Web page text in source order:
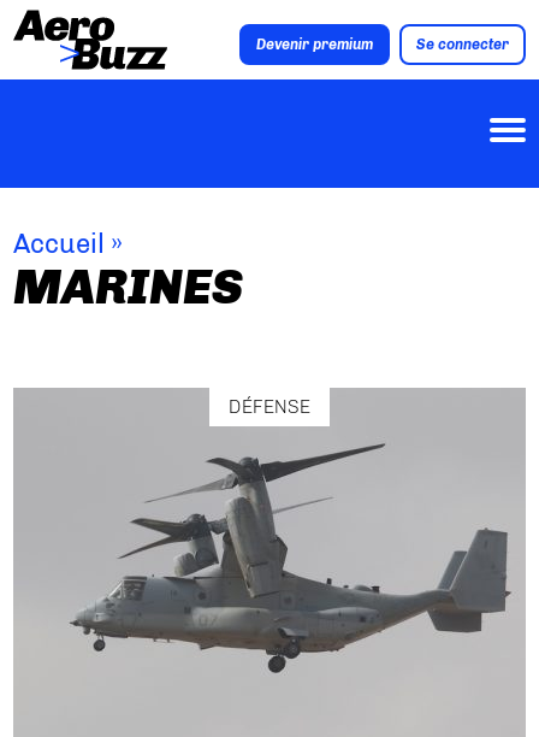
Devenir premium Se connecter
Accueil »
MARINES
DÉFENSE